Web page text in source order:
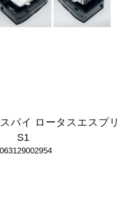
パイ ロータスエスプリ
S1